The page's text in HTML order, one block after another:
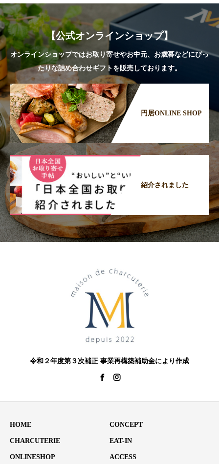
【公式オンラインショップ】
オンラインショップではお取り寄せやお中元、お歳暮などにぴっ
たりな詰め合わせギフトを販売しております。
円居ONLINE SHOP
紹介されました
令和２年度第３次補正 事業再構築補助金により作成
HOME CONCEPT
CHARCUTERIE EAT-IN
ONLINESHOP ACCESS